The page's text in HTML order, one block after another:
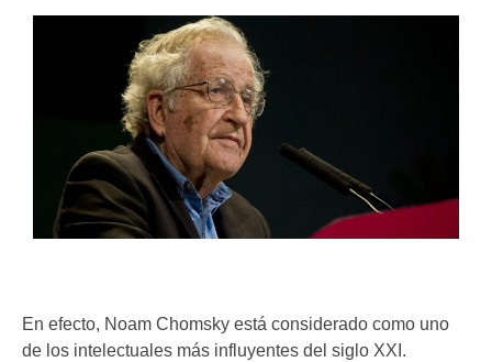
En efecto, Noam Chomsky está considerado como uno
de los intelectuales más influyentes del siglo XXI.